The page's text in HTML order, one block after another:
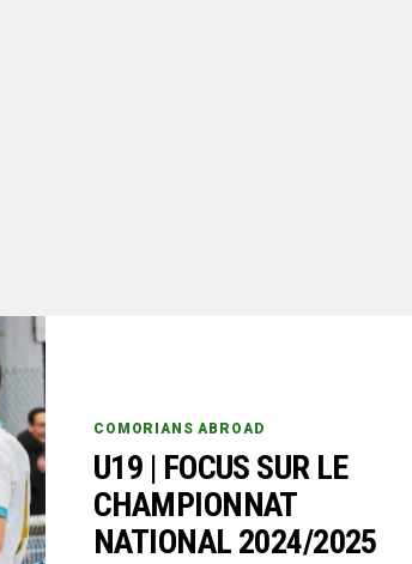
COMORIANS ABROAD
U19 | FOCUS SUR LE
CHAMPIONNAT
NATIONAL 2024/2025